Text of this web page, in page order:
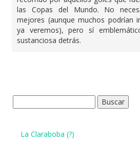
las Copas del Mundo. No
mejores (aunque muchos podrían
ya veremos), pero sí
sustanciosa detrás.
La Claraboba (?)